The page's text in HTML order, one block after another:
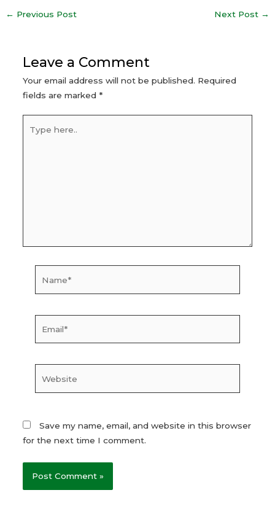
Post
← Previous Post Next Post →
Leave a Comment
Your email address will not be published. Required
fields are marked *
here..
Save my name, email, and website in this browser
for the next time I comment.